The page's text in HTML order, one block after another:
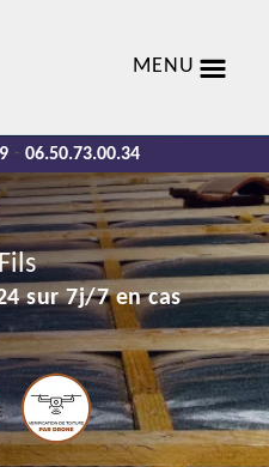
MENU
- 06.50.73.00.34
sur 7j/7 en cas